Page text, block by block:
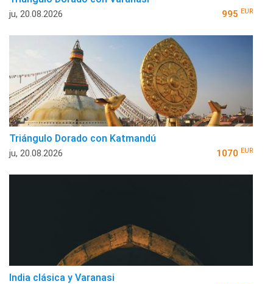
ju, 20.08.2026 995 EUR
Triángulo Dorado con Katmandú
ju, 20.08.2026 1070 EUR
India clásica y Varanasi